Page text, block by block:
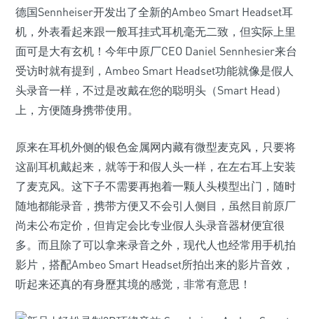
德国Sennheiser开发出了全新的Ambeo Smart Headset耳
机，外表看起来跟一般耳挂式耳机毫无二致，但实际上里
面可是大有玄机！今年中原厂CEO Daniel Sennhesier来台
受访时就有提到，Ambeo Smart Headset功能就像是假人
头录音一样，不过是改戴在您的聪明头（Smart Head）
上，方便随身携带使用。
原来在耳机外侧的银色金属网内藏有微型麦克风，只要将
这副耳机戴起来，就等于和假人头一样，在左右耳上安装
了麦克风。这下子不需要再抱着一颗人头模型出门，随时
随地都能录音，携带方便又不会引人侧目，虽然目前原厂
尚未公布定价，但肯定会比专业假人头录音器材便宜很
多。而且除了可以拿来录音之外，现代人也经常用手机拍
影片，搭配Ambeo Smart Headset所拍出来的影片音效，
听起来还真的有身歷其境的感觉，非常有意思！